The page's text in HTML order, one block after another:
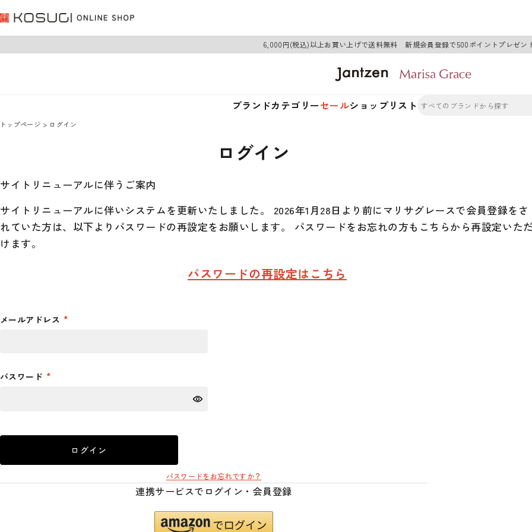
6,000円(税込)以上お買い上げで送料無料 新規会員登録で500ポイントプレゼン
ブランドカテゴリーセールショップリスト
トップページ ログイン
ログイン
サイトリニューアルに伴うご案内
サイトリニューアルに伴いシステムを更新いたしました。 2026年1月28日より前にマリサグレースで会員登録をさ
れていた方は、以下よりパスワードの再設定をお願いします。 パスワードをお忘れの方もこちらから再設定いただ
けます。
パスワードの再設定はこちら
メールアドレス
パスワード
ログイン
パスワードをお忘れですか？
連携サービスでログイン・会員登録